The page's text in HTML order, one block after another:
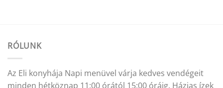
RÓLUNK
Az Eli konyhája Napi menüvel várja kedves vendégeit
minden hétköznap 11:00 órától 15:00 óráig. Házias ízek